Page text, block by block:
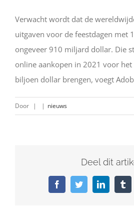
Verwacht wordt dat de
uitgaven voor de feestdagen met
ongeveer 910 miljard dollar. Die
online aankopen in 2021 voor
biljoen dollar brengen, voegt
Door | | nieuws
Deel dit
FacebookTwitterLinkedIn